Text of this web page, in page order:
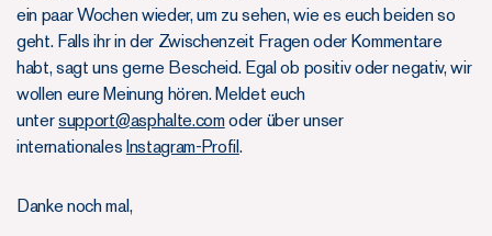
ein paar Wochen wieder, um zu sehen, wie es euch beiden so
geht. Falls ihr in der Zwischenzeit Fragen oder Kommentare
habt, sagt uns gerne Bescheid. Egal ob positiv oder negativ, wir
wollen eure Meinung hören. Meldet euch
untersupport@asphalte.comoder über unser
internationales Instagram-Profil.
Danke noch mal,